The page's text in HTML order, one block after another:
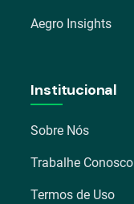
Aegro Insights
Institucional
Sobre Nós
Trabalhe Conosco
Termos de Uso